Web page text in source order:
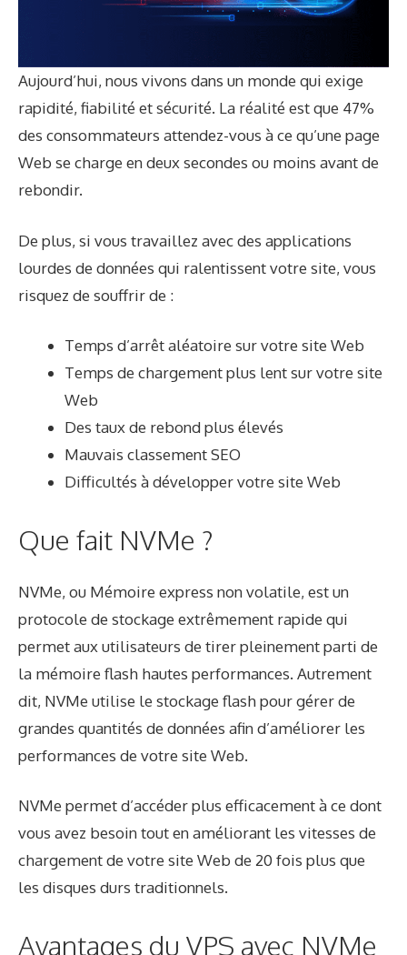
Aujourd’hui, nous vivons dans un monde qui exige
rapidité, fiabilité et sécurité. La réalité est que 47%
des consommateurs attendez-vous à ce qu’une page
Web se charge en deux secondes ou moins avant de
rebondir.
De plus, si vous travaillez avec des applications
lourdes de données qui ralentissent votre site, vous
risquez de souffrir de :
Temps d’arrêt aléatoire sur votre site Web
Temps de chargement plus lent sur votre site
Web
Des taux de rebond plus élevés
Mauvais classement SEO
Difficultés à développer votre site Web
Que fait NVMe ?
NVMe, ou Mémoire express non volatile, est un
protocole de stockage extrêmement rapide qui
permet aux utilisateurs de tirer pleinement parti de
la mémoire flash hautes performances. Autrement
dit, NVMe utilise le stockage flash pour gérer de
grandes quantités de données afin d’améliorer les
performances de votre site Web.
NVMe permet d’accéder plus efficacement à ce dont
vous avez besoin tout en améliorant les vitesses de
chargement de votre site Web de 20 fois plus que
les disques durs traditionnels.
Avantages du VPS avec NVMe